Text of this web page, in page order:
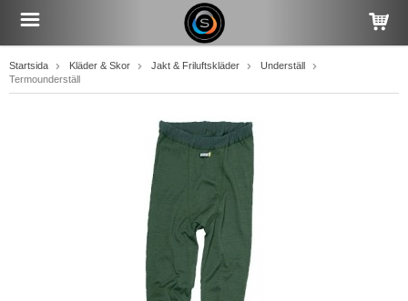
Startsida Kläder & Skor Jakt & Friluftskläder
Underställ
Termounderställ